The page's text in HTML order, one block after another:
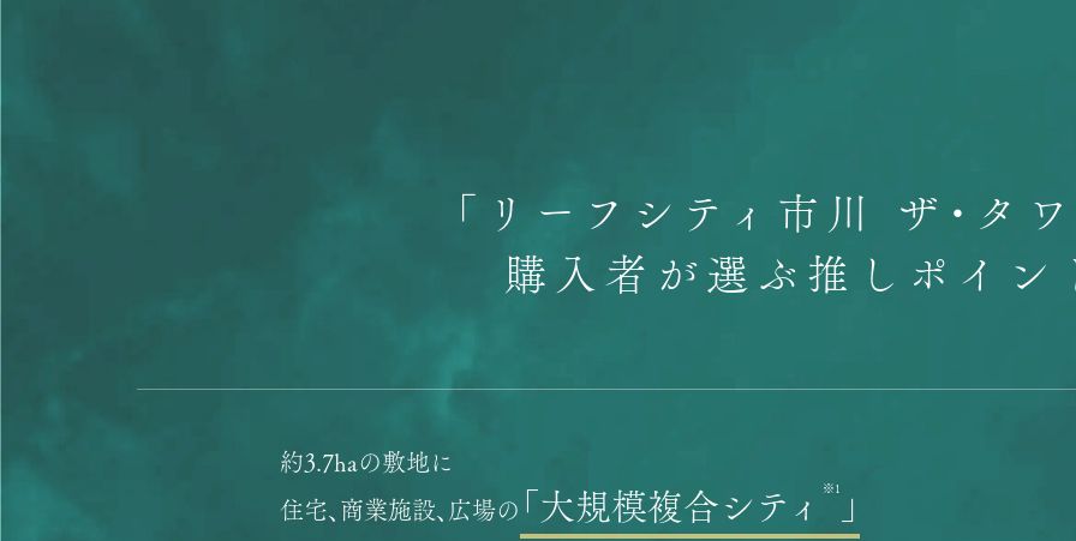
「リーフシティ市川 ザ・タ
購入者が選ぶ推しポイン
約3.7haの敷地に
住宅、商業施設、広場の 「大規模複合シティ ※1 」